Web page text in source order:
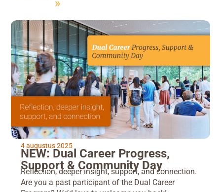
4 augustus 2025
NEW: Dual Career Progress,
Support & Community Day
Reflection, deeper insight, support, and connection.
Are you a past participant of the Dual Career